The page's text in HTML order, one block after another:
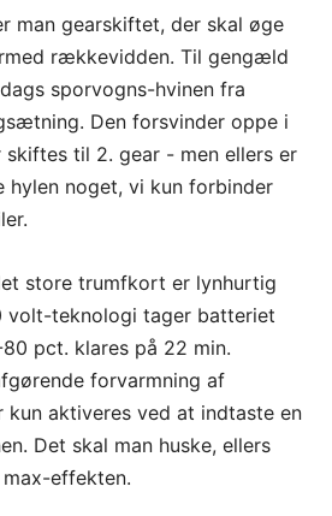
man gearskiftet, der skal øge
rækkevidden. Til gengæld
sporvogns-hvinen fra
Den forsvinder oppe i
til 2. gear - men ellers er
hylen noget, vi kun forbinder
store trumfkort er lynhurtig
volt-teknologi tager batteriet
pct. klares på 22 min.
forvarmning af
aktiveres ved at indtaste en
Det skal man huske, ellers
effekten.